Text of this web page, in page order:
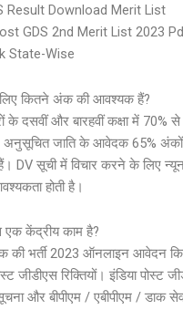
Result Download Merit List
GDS 2nd Merit List 2023
State-Wise
कितने अंक की आवश्यक हैं?
के दसवीं और बारहवीं कक्षा में 70%
अनुसूचित जाति के आवेदक 65%
DV सूची में विचार करने के लिए
होती है।
एक केंद्रीय काम है?
की भर्ती 2023 ऑनलाइन आवेदन
जीडीएस रिक्तियों। इंडिया पोस्ट
और बीपीएम / एबीपीएम / डाक